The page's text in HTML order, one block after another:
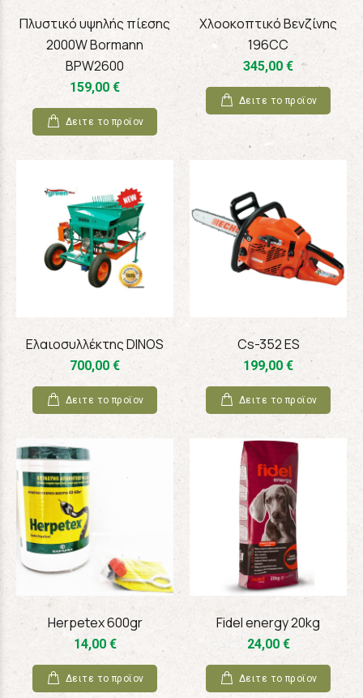
Πλυστικό υψηλής πίεσης
2000W Bormann
BPW2600
159,00 €
Δειτε το προϊoν
Χλοοκοπτικό Βενζίνης
196CC
345,00 €
Δειτε το προϊoν
Ελαιοσυλλέκτης DINOS
700,00 €
Δειτε το προϊoν
Cs-352 ES
199,00 €
Δειτε το προϊoν
Herpetex 600gr
14,00 €
Δειτε το προϊoν
Fidel energy 20kg
24,00 €
Δειτε το προϊoν